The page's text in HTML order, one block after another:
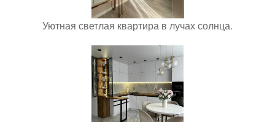
Уютная светлая квартира в лучах солнца.